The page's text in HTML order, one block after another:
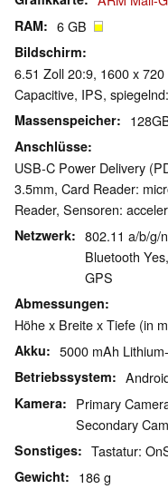
RAM 6 GB
Bildschirm
6.51 Zoll 20:9, 1600 x
Capacitive, IPS,
Massenspeicher
Anschlüsse
USB-C Power Delivery
3.5mm, Card Reader:
Reader, Sensoren:
Netzwerk
802.11 a/b/g/
Bluetooth
GPS
Abmessungen
Höhe x Breite x Tiefe (in
Akku 5000 mAh
Betriebssystem
Kamera
Primary
Secondary
Sonstiges Tastatur:
Gewicht 186 g